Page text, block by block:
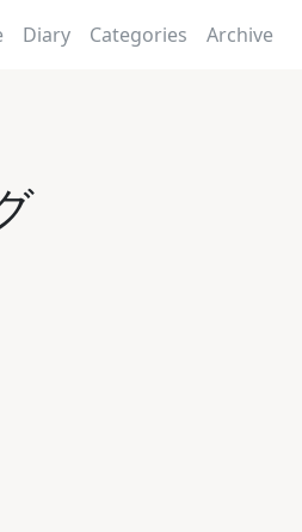
Diary Categories Archive